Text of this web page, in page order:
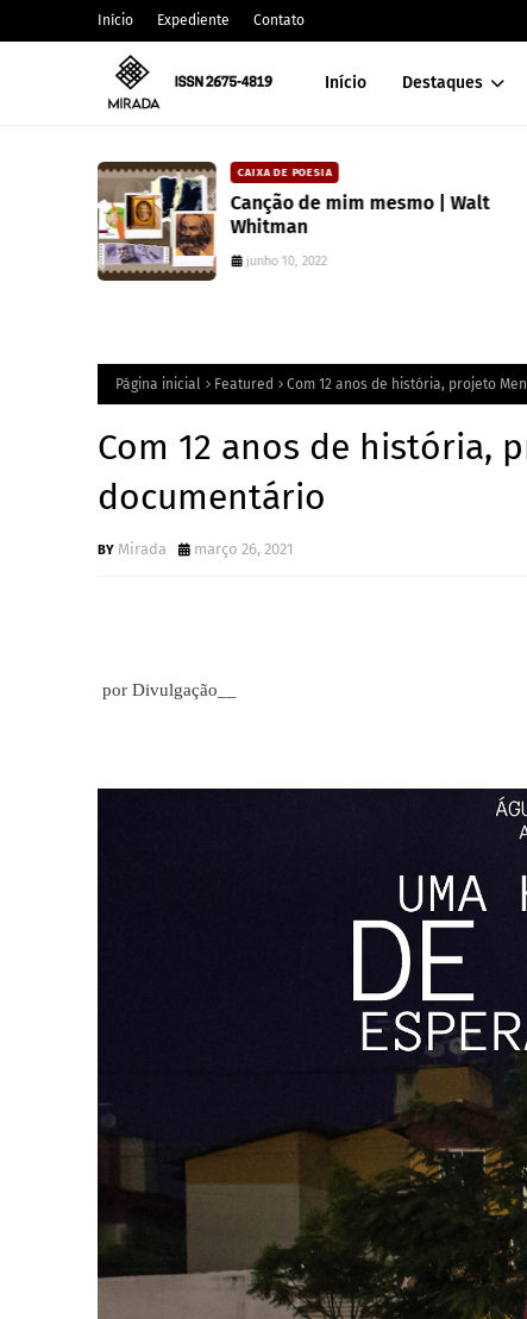
Início Expediente Contato
Início Destaques
CAIXA DE POESIA
Canção de mim mesmo | Walt
Whitman
junho 10, 2022
Página inicial Featured Com 12 anos de história, projeto
Com 12 anos de história,
documentário
Mirada março 26, 2021
por Divulgação__